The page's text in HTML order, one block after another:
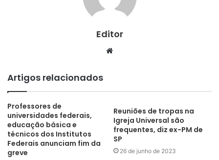
Editor
Website
Artigos relacionados
Professores de
universidades federais,
educação básica e
técnicos dos Institutos
Federais anunciam fim da
greve
Reuniões de tropas na
Igreja Universal são
frequentes, diz ex-PM de
SP
26 de junho de 2023